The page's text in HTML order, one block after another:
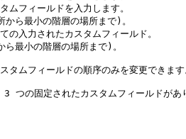
フィールドを入力します。
ら最小の階層の場所まで)。
入力されたカスタムフィールド。
最小の階層の場所まで)。
ムフィールドの順序のみを変更できます
の固定されたカスタムフィールドが